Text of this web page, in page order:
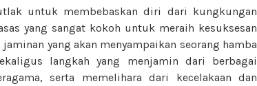
untuk membebaskan diri dari kungkungan
yang sangat kokoh untuk meraih kesuksesan
yang akan menyampaikan seorang hamba
langkah yang menjamin dari berbagai
serta memelihara dari kecelakaan dan